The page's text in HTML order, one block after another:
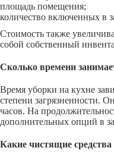
площадь помещения;
количество включенных в
Стоимость также
собой собственный
Сколько времени
Время уборки на кухне
степени загрязненности.
часов. На
дополнительных опций в
Какие чистящие